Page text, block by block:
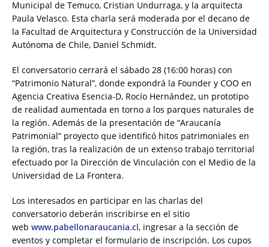
Municipal de Temuco, Cristian Undurraga, y la arquitecta
Paula Velasco. Esta charla será moderada por el decano de
la Facultad de Arquitectura y Construcción de la Universidad
Autónoma de Chile, Daniel Schmidt.
El conversatorio cerrará el sábado 28 (16:00 horas) con
“Patrimonio Natural”, donde expondrá la Founder y COO en
Agencia Creativa Esencia-D, Rocío Hernández, un prototipo
de realidad aumentada en torno a los parques naturales de
la región. Además de la presentación de “Araucanía
Patrimonial” proyecto que identificó hitos patrimoniales en
la región, tras la realización de un extenso trabajo territorial
efectuado por la Dirección de Vinculación con el Medio de la
Universidad de La Frontera.
Los interesados en participar en las charlas del
conversatorio deberán inscribirse en el sitio
web www.pabellonaraucania.cl, ingresar a la sección de
eventos y completar el formulario de inscripción. Los cupos